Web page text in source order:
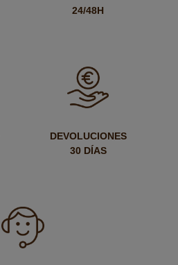
24/48H
DEVOLUCIONES
30 DÍAS